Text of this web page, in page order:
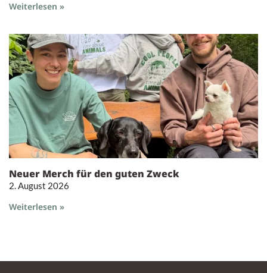
Weiterlesen »
Neuer Merch für den guten Zweck
2. August 2026
Weiterlesen »